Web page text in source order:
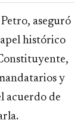
aseguró
histórico
y
acuerdo de